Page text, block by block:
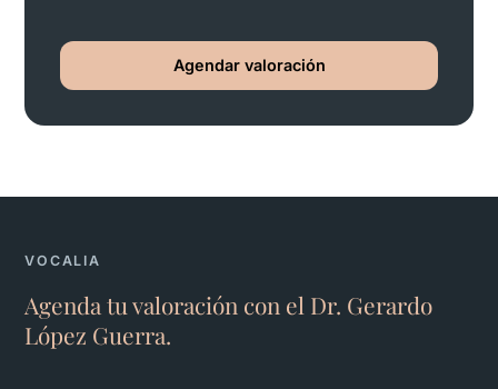
Agendar valoración
VOCALIA
Agenda tu valoración con el Dr. Gerardo
López Guerra.